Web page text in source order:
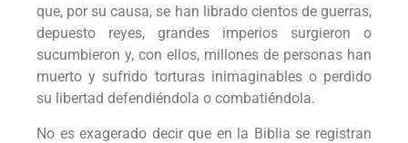
que, por su causa, se han librado cientos de guerras,
depuesto reyes, grandes imperios surgieron o
sucumbieron y, con ellos, millones de personas han
muerto y sufrido torturas inimaginables o perdido
su libertad defendiéndola o combatiéndola.
No es exagerado decir que en la Biblia se registran